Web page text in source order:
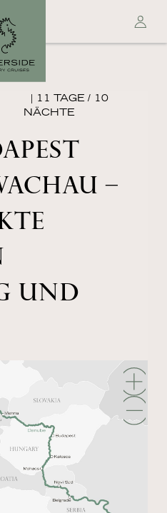
| 11 TAGE / 10
NÄCHTE
–
UND